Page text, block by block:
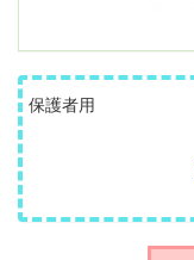
保護者用